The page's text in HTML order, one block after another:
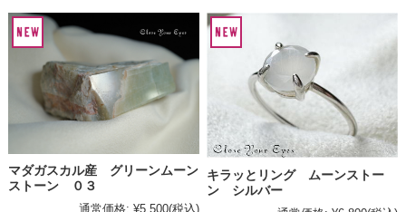
マダガスカル産 グリーンムーン
ストーン ０３
通常価格: ¥5,500(税込)
キラッとリング ムーンストー
ン シルバー